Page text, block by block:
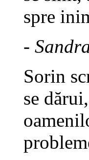
spre
-
Sorin
se